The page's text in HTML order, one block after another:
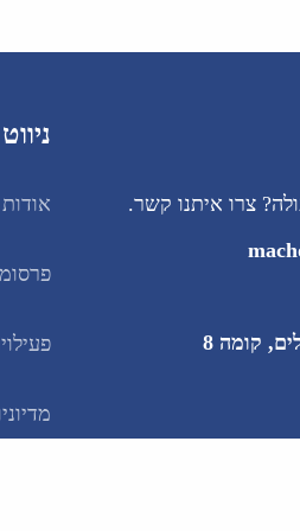
צרו איתנו קשר.
ניווט
אודות